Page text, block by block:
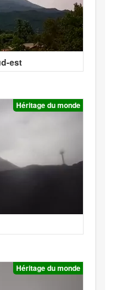
est
Héritage du monde
Héritage du monde